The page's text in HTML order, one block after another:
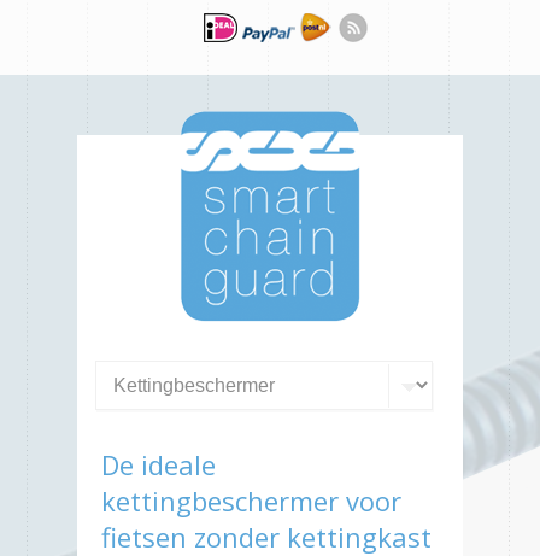
De ideale
kettingbeschermer voor
fietsen zonder kettingkast